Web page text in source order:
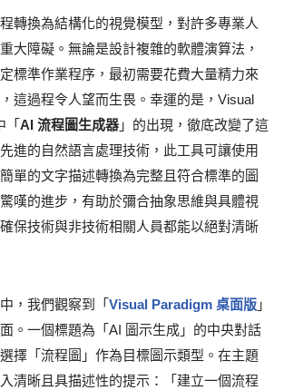
轉換為結構化的視覺模型，對許多專業人
大障礙。無論是設計複雜的軟體演算法，
標準作業程序，最初需要花費大量精力來
這過程令人望而生畏。幸運的是，Visual
「 AI 流程圖生成器 」的出現，徹底改變了這
進的自然語言處理技術，此工具可讓使用
單的文字描述轉換為完整且符合標準的圖
嘆的進步，有助於彌合抽象思維與具體視
保技術與非技術相關人員都能以絕對清晰
，我們觀察到「 Visual Paradigm 桌面版 」
。一個標題為「AI 圖示生成」的中央對話
擇「流程圖」作為目標圖示類型。在主題
清晰且具描述性的提示：「建立一個流程